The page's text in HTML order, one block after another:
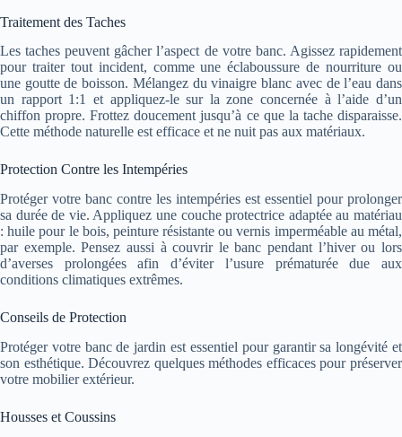
Traitement des Taches
Les taches peuvent gâcher l’aspect de votre banc. Agissez rapidement
pour traiter tout incident, comme une éclaboussure de nourriture ou
une goutte de boisson. Mélangez du vinaigre blanc avec de l’eau dans
un rapport 1:1 et appliquez-le sur la zone concernée à l’aide d’un
chiffon propre. Frottez doucement jusqu’à ce que la tache disparaisse.
Cette méthode naturelle est efficace et ne nuit pas aux matériaux.
Protection Contre les Intempéries
Protéger votre banc contre les intempéries est essentiel pour prolonger
sa durée de vie. Appliquez une couche protectrice adaptée au matériau
: huile pour le bois, peinture résistante ou vernis imperméable au métal,
par exemple. Pensez aussi à couvrir le banc pendant l’hiver ou lors
d’averses prolongées afin d’éviter l’usure prématurée due aux
conditions climatiques extrêmes.
Conseils de Protection
Protéger votre banc de jardin est essentiel pour garantir sa longévité et
son esthétique. Découvrez quelques méthodes efficaces pour préserver
votre mobilier extérieur.
Housses et Coussins